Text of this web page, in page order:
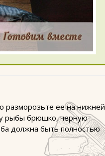
разморозьте ее на нижней
у рыбы брюшко, черную
должна быть полностью